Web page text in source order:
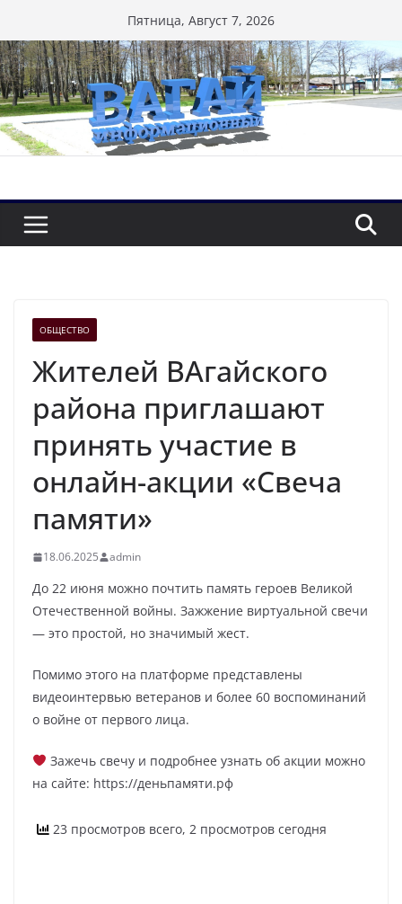
к
содержимому
Пятница, Август 7, 2026
ОБЩЕСТВО
Жителей ВАгайского
района приглашают
принять участие в
онлайн-акции «Свеча
памяти»
18.06.2025 admin
До 22 июня можно почтить память героев Великой
Отечественной войны. Зажжение виртуальной свечи
— это простой, но значимый жест.
Помимо этого на платформе представлены
видеоинтервью ветеранов и более 60 воспоминаний
о войне от первого лица.
Зажечь свечу и подробнее узнать об акции можно
на сайте: https://деньпамяти.рф
23 просмотров всего, 2 просмотров сегодня